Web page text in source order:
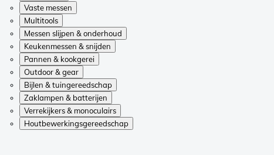
Vaste messen
Multitools
Messen slijpen & onderhoud
Keukenmessen & snijden
Pannen & kookgerei
Outdoor & gear
Bijlen & tuingereedschap
Zaklampen & batterijen
Verrekijkers & monoculairs
Houtbewerkingsgereedschap